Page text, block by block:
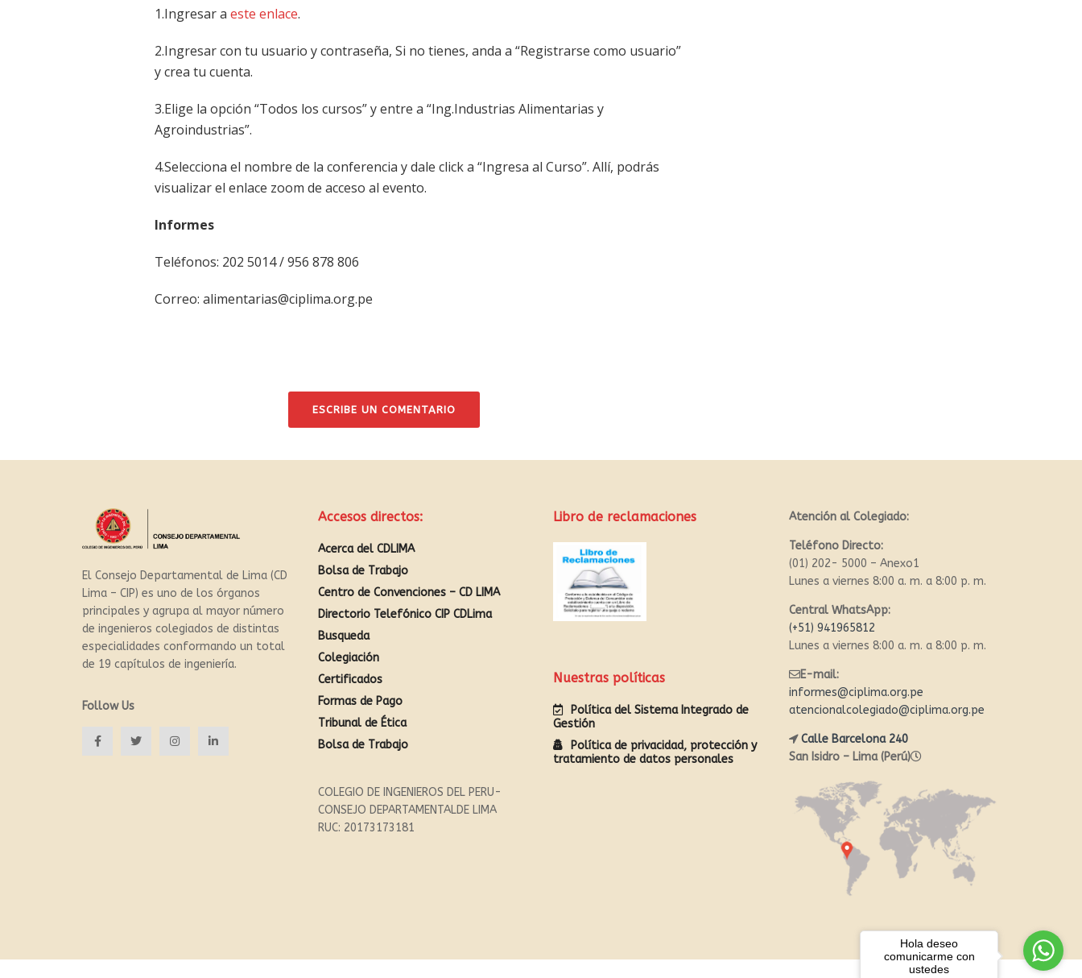
1.Ingresar a este enlace.
2.Ingresar con tu usuario y contraseña, Si no tienes, anda a “Registrarse como usuario”
y crea tu cuenta.
3.Elige la opción “Todos los cursos” y entre a “Ing.Industrias Alimentarias y
Agroindustrias”.
4.Selecciona el nombre de la conferencia y dale click a “Ingresa al Curso”. Allí, podrás
visualizar el enlace zoom de acceso al evento.
Informes
Teléfonos: 202 5014 / 956 878 806
Correo: alimentarias@ciplima.org.pe
ESCRIBE UN COMENTARIO
El Consejo Departamental de Lima (CD
Lima – CIP) es uno de los órganos
principales y agrupa al mayor número
de ingenieros colegiados de distintas
especialidades conformando un total
de 19 capítulos de ingeniería.
Follow Us
Accesos directos:
Acerca del CDLIMA
Bolsa de Trabajo
Centro de Convenciones – CD LIMA
Directorio Telefónico CIP CDLima
Busqueda
Colegiación
Certificados
Formas de Pago
Tribunal de Ética
Bolsa de Trabajo
COLEGIO DE INGENIEROS DEL PERU-
CONSEJO DEPARTAMENTALDE LIMA
RUC: 20173173181
Libro de reclamaciones
Nuestras políticas
Política del Sistema Integrado de
Gestión
Política de privacidad, protección y
tratamiento de datos personales
Atención al Colegiado:
Teléfono Directo:
(01) 202- 5000 – Anexo1
Lunes a viernes 8:00 a. m. a 8:00 p. m.
Central WhatsApp:
(+51) 941965812
Lunes a viernes 8:00 a. m. a 8:00 p. m.
E-mail:
informes@ciplima.org.pe
atencionalcolegiado@ciplima.org.pe
Calle Barcelona 240
San Isidro – Lima (Perú)
Hola deseo
comunicarme con
ustedes